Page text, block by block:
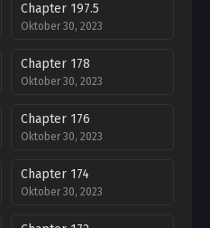
Chapter 197.5
Oktober 30, 2023
Chapter 178
Oktober 30, 2023
Chapter 176
Oktober 30, 2023
Chapter 174
Oktober 30, 2023